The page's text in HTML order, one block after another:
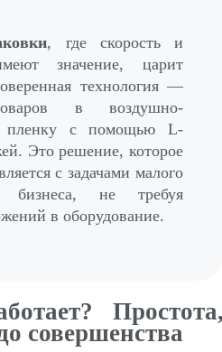
, где скорость и
значение, царит
технология —
в воздушно-
пленку с помощью L-
Это решение, которое
с задачами малого
бизнеса, не требуя
в оборудование.
совершенства